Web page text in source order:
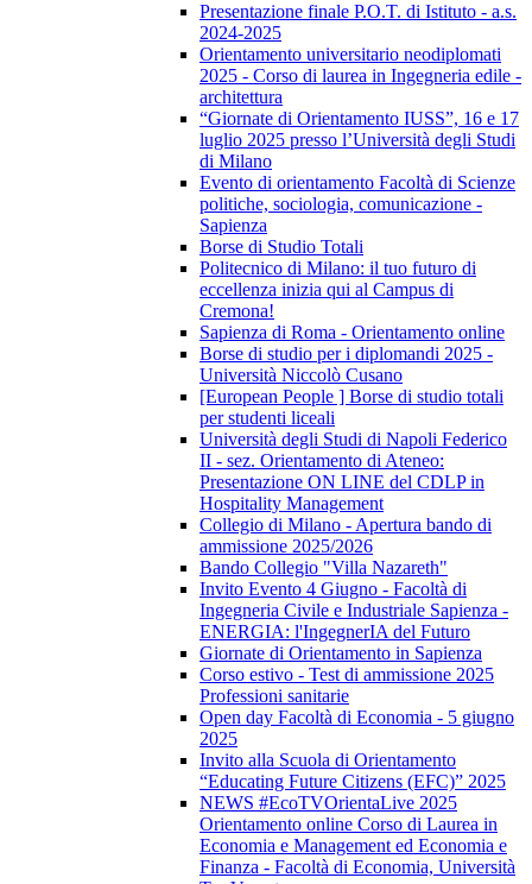
Presentazione finale P.O.T. di Istituto - a.s.
2024-2025
Orientamento universitario neodiplomati
2025 - Corso di laurea in Ingegneria edile -
architettura
“Giornate di Orientamento IUSS”, 16 e 17
luglio 2025 presso l’Università degli Studi
di Milano
Evento di orientamento Facoltà di Scienze
politiche, sociologia, comunicazione -
Sapienza
Borse di Studio Totali
Politecnico di Milano: il tuo futuro di
eccellenza inizia qui al Campus di
Cremona!
Sapienza di Roma - Orientamento online
Borse di studio per i diplomandi 2025 -
Università Niccolò Cusano
[European People ] Borse di studio totali
per studenti liceali
Università degli Studi di Napoli Federico
II - sez. Orientamento di Ateneo:
Presentazione ON LINE del CDLP in
Hospitality Management
Collegio di Milano - Apertura bando di
ammissione 2025/2026
Bando Collegio "Villa Nazareth"
Invito Evento 4 Giugno - Facoltà di
Ingegneria Civile e Industriale Sapienza -
ENERGIA: l'IngegnerIA del Futuro
Giornate di Orientamento in Sapienza
Corso estivo - Test di ammissione 2025
Professioni sanitarie
Open day Facoltà di Economia - 5 giugno
2025
Invito alla Scuola di Orientamento
“Educating Future Citizens (EFC)” 2025
NEWS #EcoTVOrientaLive 2025
Orientamento online Corso di Laurea in
Economia e Management ed Economia e
Finanza - Facoltà di Economia, Università